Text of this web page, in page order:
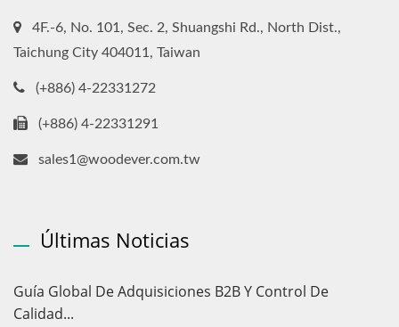
4F.-6, No. 101, Sec. 2, Shuangshi Rd., North Dist.,
Taichung City 404011, Taiwan
(+886) 4-22331272
(+886) 4-22331291
sales1@woodever.com.tw
Últimas Noticias
Guía Global De Adquisiciones B2B Y Control De
Calidad...